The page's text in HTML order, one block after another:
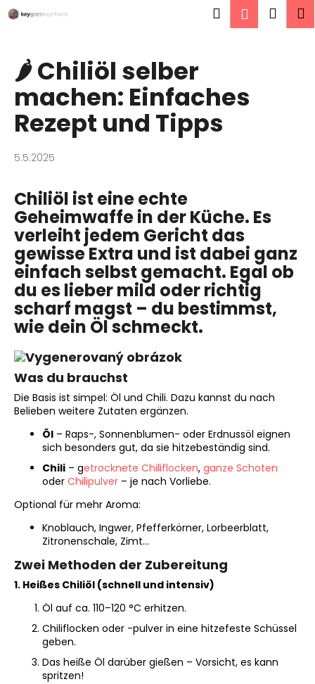
Zum
Inhalt
Suchen
Login
🌶️ Chiliöl selber
machen: Einfaches
Rezept und Tipps
5.5.2025
Chiliöl ist eine echte
Geheimwaffe in der Küche. Es
verleiht jedem Gericht das
gewisse Extra und ist dabei ganz
einfach selbst gemacht. Egal ob
du es lieber mild oder richtig
scharf magst – du bestimmst,
wie dein Öl schmeckt.
Was du brauchst
Die Basis ist simpel: Öl und Chili. Dazu kannst du nach
Belieben weitere Zutaten ergänzen.
Öl – Raps-, Sonnenblumen- oder Erdnussöl eignen
sich besonders gut, da sie hitzebeständig sind.
Chili – getrocknete Chiliflocken, ganze Schoten
oder Chilipulver – je nach Vorliebe.
Optional für mehr Aroma:
Knoblauch, Ingwer, Pfefferkörner, Lorbeerblatt,
Zitronenschale, Zimt...
Zwei Methoden der Zubereitung
1. Heißes Chiliöl (schnell und intensiv)
Öl auf ca. 110–120 °C erhitzen.
Chiliflocken oder -pulver in eine hitzefeste Schüssel
geben.
Das heiße Öl darüber gießen – Vorsicht, es kann
spritzen!
W
a
zum
zum
W
a
s
s
u
c
h
e
n
S
i
e
?
p
l
e
KEYGOES:CHILI
HOTSAUCE